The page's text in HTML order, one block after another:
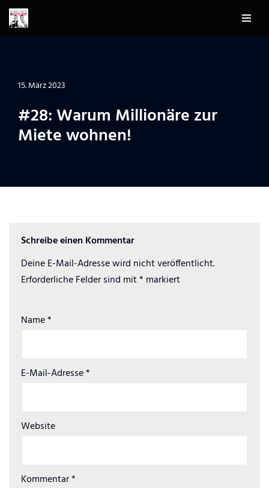
Zum
15. März 2023
#28: Warum Millionäre zur
Miete wohnen!
Schreibe einen Kommentar
Deine E-Mail-Adresse wird nicht veröffentlicht.
Erforderliche Felder sind mit* markiert
Name*
E-Mail-Adresse*
Website
Kommentar*